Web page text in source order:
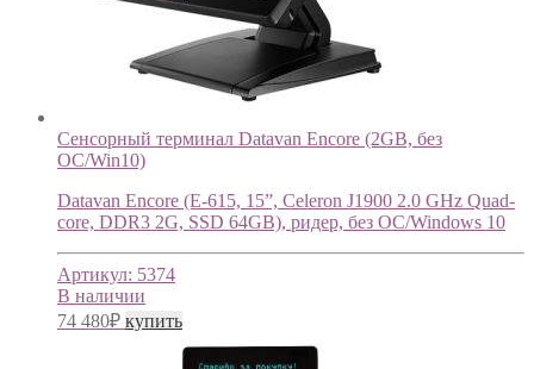
Сенсорный терминал Datavan Encore (2GB, без
ОС/Win10)
Datavan Encore (E-615, 15”, Celeron J1900 2.0 GHz Quad-
core, DDR3 2G, SSD 64GB), ридер, без ОС/Windows 10
Артикул: 5374
В наличии
74 480₽ купить